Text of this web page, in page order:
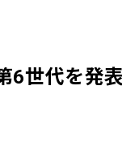
6世代を発